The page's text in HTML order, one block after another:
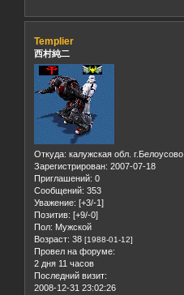
Templier
西村純二
Откуда: калужская обл. г.Белоусово
Зарегистрирован: 2007-07-18
Приглашений: 0
Сообщений: 353
Уважение: [+3/-1]
Позитив: [+9/-0]
Пол: Мужской
Возраст: 38 [1988-01-12]
Провел на форуме:
2 дня 11 часов
Последний визит:
2008-12-31 23:02:26